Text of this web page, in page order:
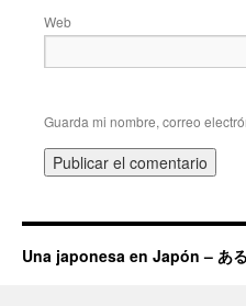
Web
Guarda mi nombre, correo
Una japonesa en Japón – あ